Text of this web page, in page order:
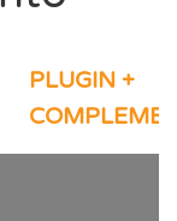
PLUGIN +